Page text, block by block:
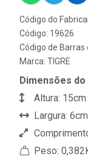
Código do
Código: 19626
Código de
Marca: TIGRE
Dimensões
Altura: 15cm
Largura: 6cm
Peso: